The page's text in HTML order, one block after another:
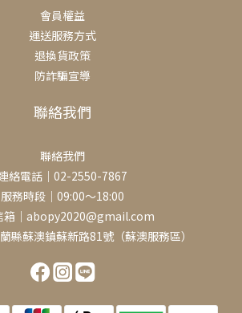
會員權益
運送服務方式
退換貨政策
防詐騙宣導
聯絡我們
聯絡我們
絡電話｜02-2550-7867
服務時段｜09:00～18:00
箱｜abopy2020@gmail.com
縣蘇澳鎮蘇新路81號（蘇澳服務區）